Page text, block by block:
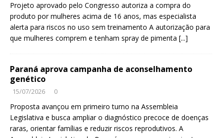
Projeto aprovado pelo Congresso autoriza a compra do
produto por mulheres acima de 16 anos, mas especialista
alerta para riscos no uso sem treinamento A autorização para
que mulheres comprem e tenham spray de pimenta [...]
Paraná aprova campanha de aconselhamento
genético
15/07/2026 0
Proposta avançou em primeiro turno na Assembleia
Legislativa e busca ampliar o diagnóstico precoce de doenças
raras, orientar famílias e reduzir riscos reprodutivos. A